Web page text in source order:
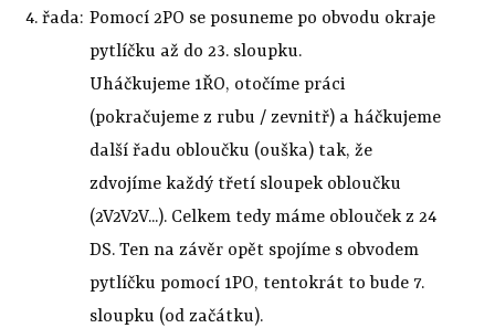
4. řada: Pomocí 2PO se posuneme po obvodu okraje
pytlíčku až do 23. sloupku.
Uháčkujeme 1ŘO, otočíme práci
(pokračujeme z rubu / zevnitř) a háčkujeme
další řadu obloučku (ouška) tak, že
zdvojíme každý třetí sloupek obloučku
(2V2V2V...). Celkem tedy máme oblouček z 24
DS. Ten na závěr opět spojíme s obvodem
pytlíčku pomocí 1PO, tentokrát to bude 7.
sloupku (od začátku).